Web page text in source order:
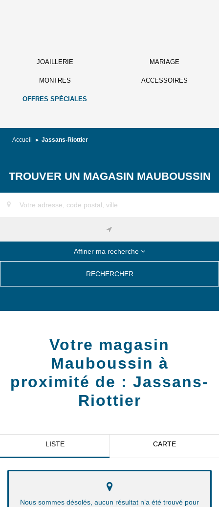
JOAILLERIE MARIAGE
MONTRES ACCESSOIRES
OFFRES SPÉCIALES
Accueil Jassans-Riottier
TROUVER UN MAGASIN MAUBOUSSIN
Affiner ma recherche
RECHERCHER
Votre magasin
Mauboussin à
proximité de : Jassans-
Riottier
LISTE CARTE
Nous sommes désolés, aucun résultat n’a été trouvé pour